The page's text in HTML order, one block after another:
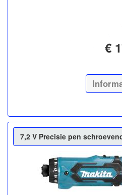
€
7,2 V Precisie pen